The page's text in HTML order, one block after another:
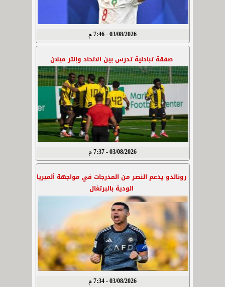
03/08/2026 - 7:46 م
صفقة تبادلية تدرس بين الاتحاد وإنتر ميلان
03/08/2026 - 7:37 م
رونالدو يدعم النصر من المدرجات في مواجهة ألميريا
الودية بالبرتغال
03/08/2026 - 7:34 م